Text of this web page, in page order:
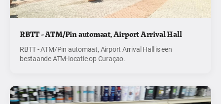
RBTT - ATM/Pin automaat, Airport Arrival Hall
RBTT - ATM/Pin automaat, Airport Arrival Hall is een
bestaande ATM-locatie op Curaçao.